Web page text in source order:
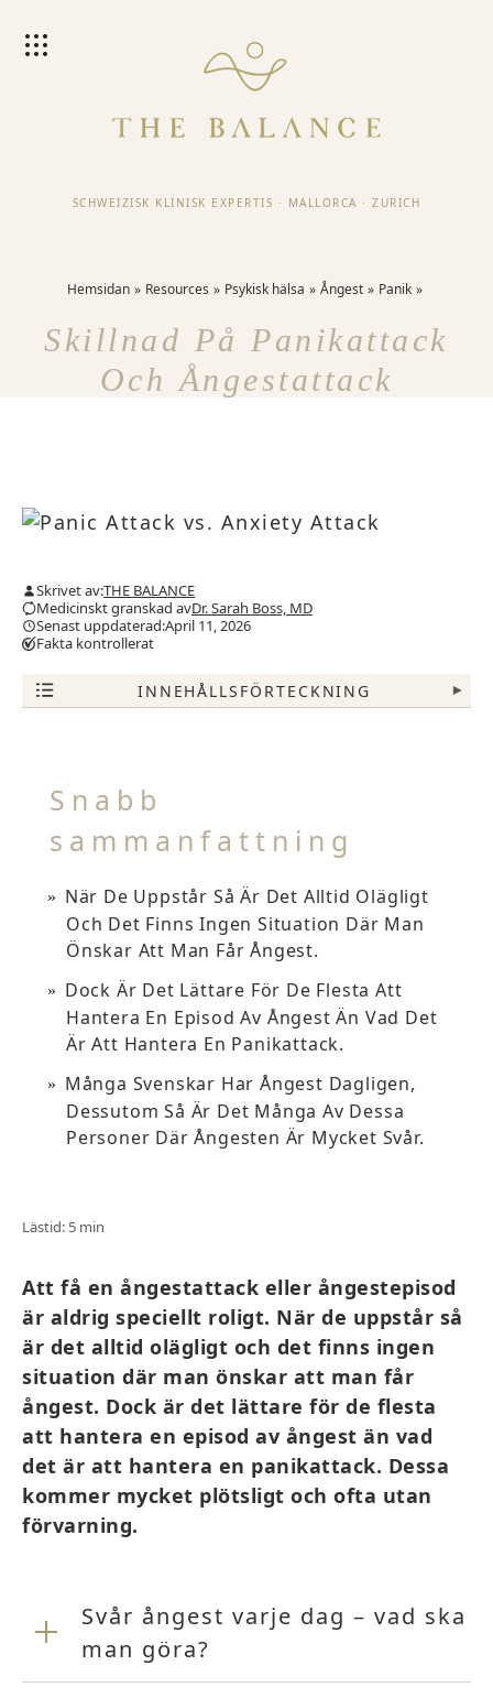
SCHWEIZISK KLINISK EXPERTIS · MALLORCA · ZURICH
Hemsidan Resources Psykisk hälsa Ångest Panik
Skillnad På Panikattack
Och Ångestattack
Skrivet av:THE BALANCE
Medicinskt granskad avDr. Sarah Boss, MD
Senast uppdaterad:April 11, 2026
Fakta kontrollerat
INNEHÅLLSFÖRTECKNING ▾
Snabb
sammanfattning
När De Uppstår Så Är Det Alltid Olägligt
Och Det Finns Ingen Situation Där Man
Önskar Att Man Får Ångest.
Dock Är Det Lättare För De Flesta Att
Hantera En Episod Av Ångest Än Vad Det
Är Att Hantera En Panikattack.
Många Svenskar Har Ångest Dagligen,
Dessutom Så Är Det Många Av Dessa
Personer Där Ångesten Är Mycket Svår.
Lästid: 5 min
Att få en ångestattack eller ångestepisod
är aldrig speciellt roligt. När de uppstår så
är det alltid olägligt och det finns ingen
situation där man önskar att man får
ångest. Dock är det lättare för de flesta
att hantera en episod av ångest än vad
det är att hantera en panikattack. Dessa
kommer mycket plötsligt och ofta utan
förvarning.
Svår ångest varje dag – vad ska
man göra?